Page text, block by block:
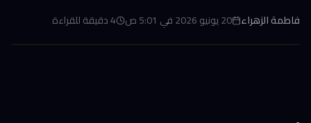
فاطمة الزهراء 20 يونيو 2026 في 5:01 ص 4دقيقة للقراءة